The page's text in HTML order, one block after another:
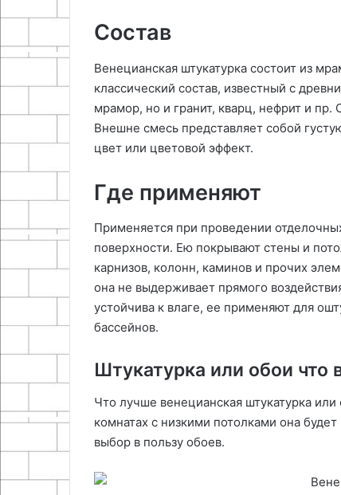
Состав
Венецианская штукатурка состоит из
классический состав, известный с
мрамор, но и гранит, кварц, нефрит и
Внешне смесь представляет собой
цвет или цветовой эффект.
Где применяют
Применяется при проведении
поверхности. Ею покрывают стены и
карнизов, колонн, каминов и прочих
она не выдерживает прямого
устойчива к влаге, ее применяют для
бассейнов.
Штукатурка или обои что
Что лучше венецианская штукатурка
комнатах с низкими потолками она
выбор в пользу обоев.